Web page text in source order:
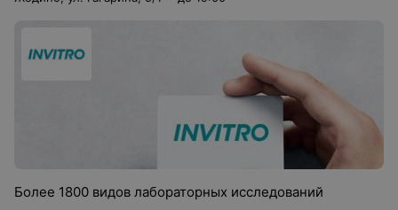
Более 1800 видов лабораторных исследований